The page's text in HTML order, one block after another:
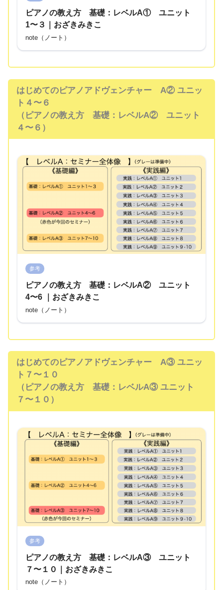
ピアノの教え方 基礎：レベルA① ユニット
1〜３｜おざきみきこ
note（ノート）
はじめてのピアノアドヴェンチャー A② ユニッ
ト４〜６
（ピアノの教え方 基礎：レベルA② ユニット
４〜６）
参考
ピアノの教え方 基礎：レベルA② ユニット
4〜6 ｜おざきみきこ
note（ノート）
はじめてのピアノアドヴェンチャー A③ ユニッ
ト７〜１０
（ピアノの教え方 基礎：レベルA③ ユニット
７〜１０）
参考
ピアノの教え方 基礎：レベルA③ ユニット
７〜１０｜おざきみきこ
note（ノート）